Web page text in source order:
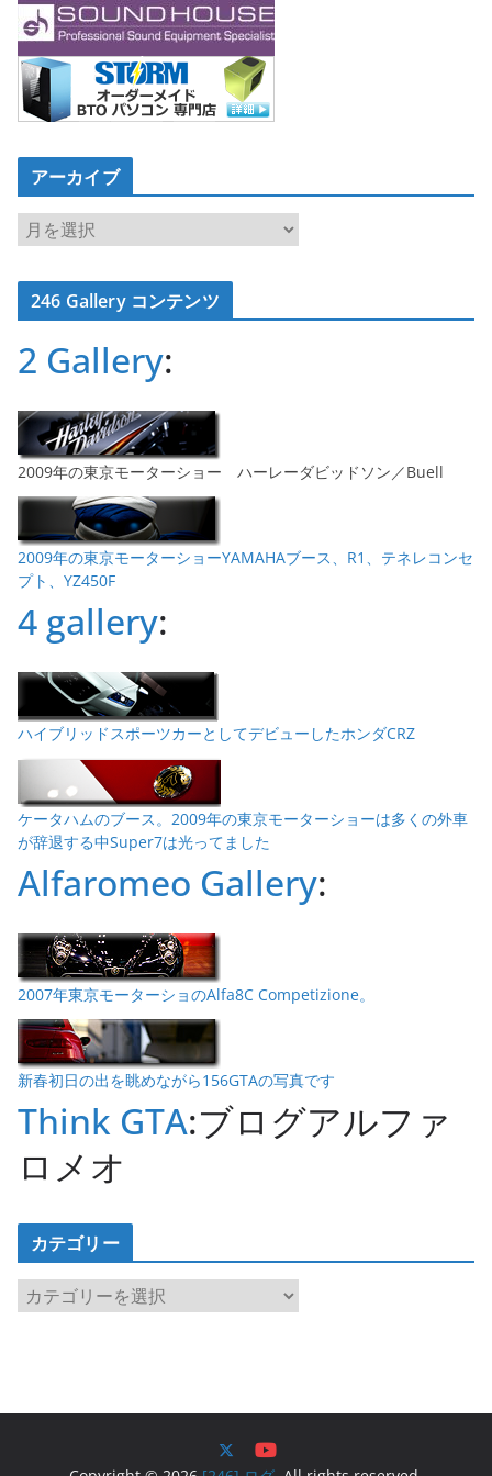
アーカイブ
ア
ー
カ
イ246 Gallery コンテンツ
2 Gallery:
2009年の東京モーターショー ハーレーダビッドソン／Buell
2009年の東京モーターショーYAMAHAブース、R1、テネレコンセ
プト、YZ450F
4 gallery:
ハイブリッドスポーツカーとしてデビューしたホンダCRZ
ケータハムのブース。2009年の東京モーターショーは多くの外車
が辞退する中Super7は光ってました
Alfaromeo Gallery:
2007年東京モーターショのAlfa8C Competizione。
新春初日の出を眺めながら156GTAの写真です
Think GTA:ブログアルファ
ロメオ
カテゴリー
カ
テ